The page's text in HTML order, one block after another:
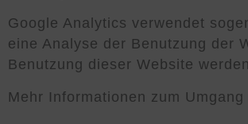
Google Analytics verwendet
eine Analyse der Benutzung der
Benutzung dieser Website
Mehr Informationen zum